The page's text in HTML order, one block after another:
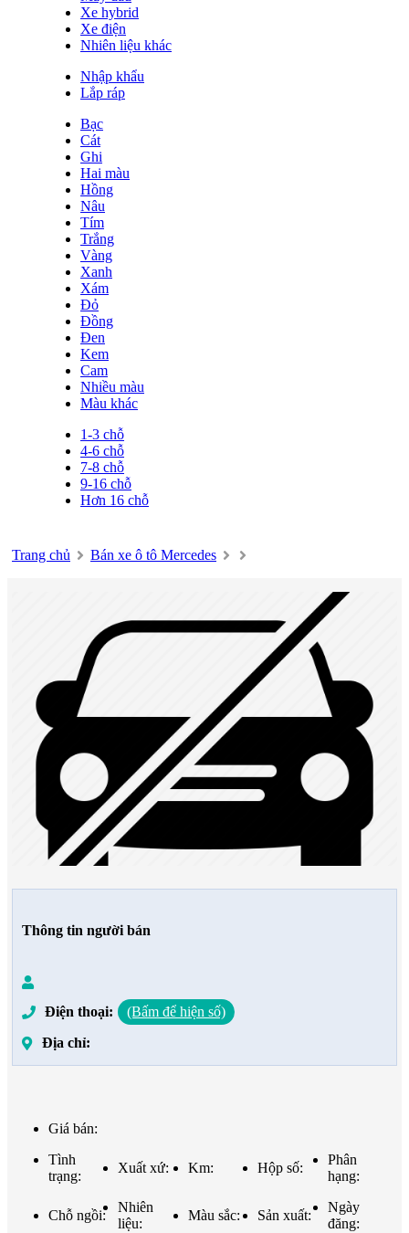
Xe hybrid
Xe điện
Nhiên liệu khác
Nhập khẩu
Lắp ráp
Bạc
Cát
Ghi
Hai màu
Hồng
Nâu
Tím
Trắng
Vàng
Xanh
Xám
Đỏ
Đồng
Đen
Kem
Cam
Nhiều màu
Màu khác
1-3 chỗ
4-6 chỗ
7-8 chỗ
9-16 chỗ
Hơn 16 chỗ
Trang chủ Bán xe ô tô Mercedes
Thông tin người bán
Điện thoại:
(Bấm để hiện số)
Địa chỉ:
Giá bán:
Tình
trạng:
Xuất xứ: Km: Hộp số:
Phân
hạng:
Chỗ ngồi:
Nhiên
liệu:
Màu sắc: Sản xuất:
Ngày
đăng: